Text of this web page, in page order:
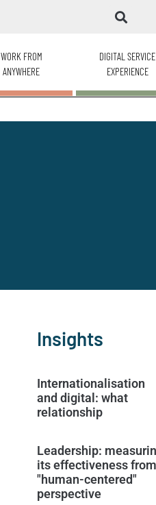
WORK FROM
ANYWHERE
DIGITAL SERVICE
EXPERIENCE
Insights
Internationalisation
and digital: what
relationship
Leadership:
its effectiveness
"human-centered"
perspective